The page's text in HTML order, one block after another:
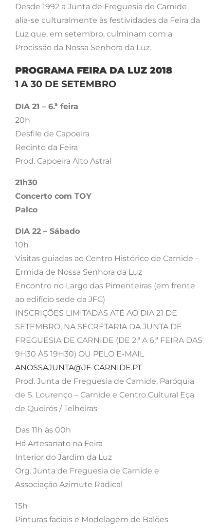
Desde 1992 a Junta de Freguesia de Carnide
alia-se culturalmente às festividades da Feira da
Luz que, em setembro, culminam com a
Procissão da Nossa Senhora da Luz.
PROGRAMA FEIRA DA LUZ 2018
1 A 30 DE SETEMBRO
DIA 21 – 6.ª feira
20h
Desfile de Capoeira
Recinto da Feira
Prod. Capoeira Alto Astral
21h30
Concerto com TOY
Palco
DIA 22 – Sábado
10h
Visitas guiadas ao Centro Histórico de Carnide –
Ermida de Nossa Senhora da Luz
Encontro no Largo das Pimenteiras (em frente
ao edifício sede da JFC)
INSCRIÇÕES LIMITADAS ATÉ AO DIA 21 DE
SETEMBRO, NA SECRETARIA DA JUNTA DE
FREGUESIA DE CARNIDE (DE 2.ª A 6.ª FEIRA DAS
9H30 ÀS 19H30) OU PELO E-MAIL
ANOSSAJUNTA@JF-CARNIDE.PT
Prod. Junta de Freguesia de Carnide, Paróquia
de S. Lourenço – Carnide e Centro Cultural Eça
de Queirós / Telheiras
Das 11h às 00h
Há Artesanato na Feira
Interior do Jardim da Luz
Org. Junta de Freguesia de Carnide e
Associação Azimute Radical
15h
Pinturas faciais e Modelagem de Balões